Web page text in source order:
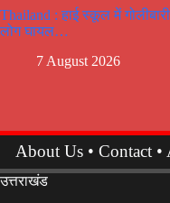
Thailand : हाई स्कूल में
लोग घायल…
7 August 2026
About Us • Contact •
उत्तराखंड